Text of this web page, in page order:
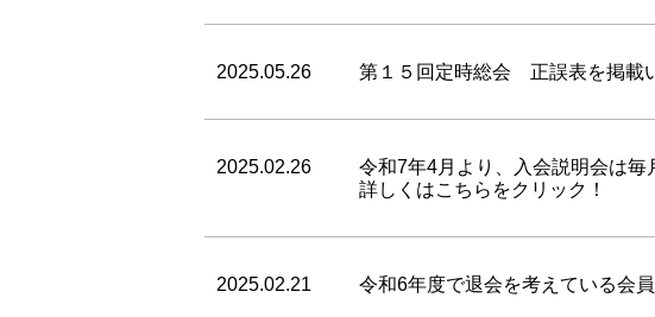
2025.05.26 第１５回定時総会 正誤表を掲載
2025.02.26
令和7年4月より、入会説明会は毎
詳しくはこちらをクリック！
2025.02.21 令和6年度で退会を考えている会